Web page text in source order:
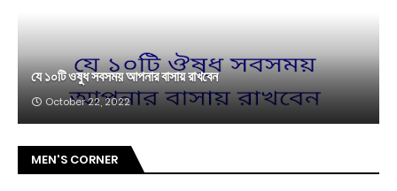
যে ১০টি ওষুধ সবসময় আপনার বাসায় রাখবেন
October 22, 2022
MEN'S CORNER